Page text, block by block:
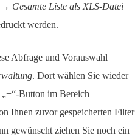
Gesamte Liste als XLS-Datei
werden.
Abfrage und Vorauswahl
. Dort wählen Sie wieder
Button im Bereich
Ihnen zuvor gespeicherten Filter
gewünscht ziehen Sie noch ein